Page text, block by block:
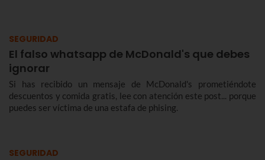
SEGURIDAD
El falso whatsapp de McDonald's que debes
ignorar
Si has recibido un mensaje de McDonald's prometiéndote
descuentos y comida gratis, lee con atención este post... porque
puedes ser víctima de una estafa de phising.
SEGURIDAD